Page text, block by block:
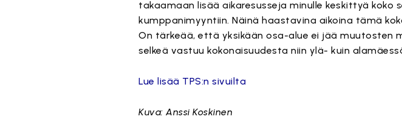
takaamaan lisää aikaresusseja minulle keskittyä koko
kumppanimyyntiin. Näinä haastavina aikoina tämä
On tärkeää, että yksikään osa-alue ei jää muutosten
selkeä vastuu kokonaisuudesta niin ylä- kuin
Lue lisää TPS:n sivuilta
Kuva: Anssi Koskinen